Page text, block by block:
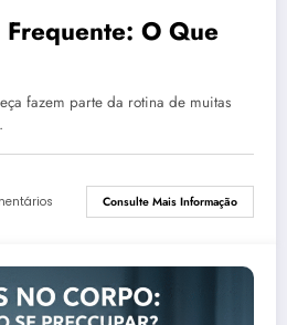
O Que
fazem parte da rotina de muitas
Consulte Mais Informação